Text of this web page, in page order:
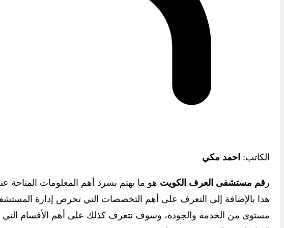
الكاتب: احمد مكي
ر قم مستشفى العرف الكويت هو ما يهتم بسرد أهم المعلومات المتاحة
هذا بالإضافة إلى التعرف على أهم التخصصات التي تحرص إدارة
مستوى من الخدمة والجودة، وسوف نتعرف كذلك على أهم الأقسام